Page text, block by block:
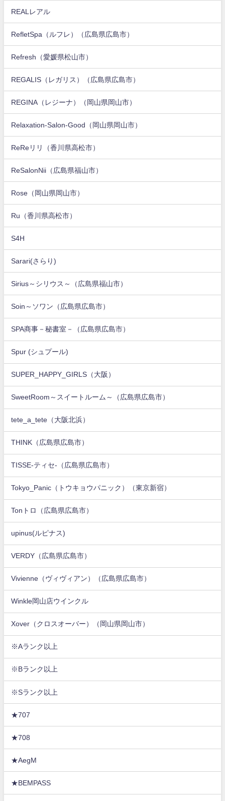
REALレアル
RefletSpa（ルフレ）（広島県広島市）
Refresh（愛媛県松山市）
REGALIS（レガリス）（広島県広島市）
REGINA（レジーナ）（岡山県岡山市）
Relaxation-Salon-Good（岡山県岡山市）
ReReリリ（香川県高松市）
ReSalonNii（広島県福山市）
Rose（岡山県岡山市）
Ru（香川県高松市）
S4H
Sarari(さらり)
Sirius～シリウス～（広島県福山市）
Soin～ソワン（広島県広島市）
SPA商事－秘書室－（広島県広島市）
Spur (シュプール)
SUPER_HAPPY_GIRLS（大阪）
SweetRoom～スイートルーム～（広島県広島市）
tete_a_tete（大阪北浜）
THINK（広島県広島市）
TISSE-ティセ-（広島県広島市）
Tokyo_Panic（トウキョウパニック）（東京新宿）
Tonトロ（広島県広島市）
upinus(ルピナス)
VERDY（広島県広島市）
Vivienne（ヴィヴィアン）（広島県広島市）
Winkle岡山店ウインクル
Xover（クロスオーバー）（岡山県岡山市）
※Aランク以上
※Bランク以上
※Sランク以上
★707
★708
★AegM
★BEMPASS